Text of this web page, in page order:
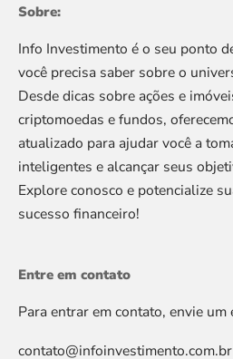
Sobre:
Info Investimento é o seu ponto
você precisa saber sobre o
Desde dicas sobre ações e
criptomoedas e fundos,
atualizado para ajudar você a
inteligentes e alcançar seus
Explore conosco e potencialize
sucesso financeiro!
Entre em contato
Para entrar em contato, envie um
contato@infoinvestimento.com.br